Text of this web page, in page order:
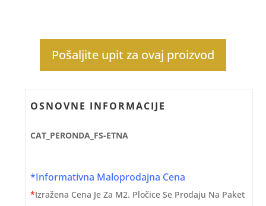
Pošaljite upit za ovaj proizvod
OSNOVNE INFORMACIJE
CAT_PERONDA_FS-ETNA
*Informativna Maloprodajna Cena
*Izražena Cena Je Za M2. Pločice Se Prodaju Na Paket